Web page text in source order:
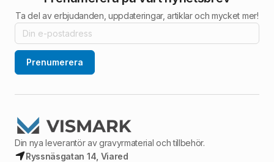
Ta del av erbjudanden, uppdateringar, artiklar och mycket mer!
Prenumerera
Din nya leverantör av gravyrmaterial och tillbehör.
Ryssnäsgatan 14, Viared